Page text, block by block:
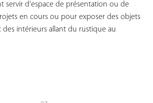
servir d'espace de présentation ou de
en cours ou pour exposer des objets
intérieurs allant du rustique au